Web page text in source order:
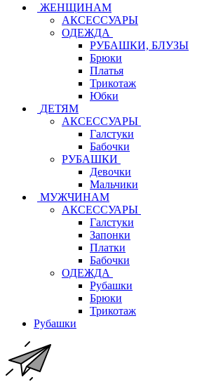
ЖЕНЩИНАМ
АКСЕССУАРЫ
ОДЕЖДА
РУБАШКИ, БЛУЗЫ
Брюки
Платья
Трикотаж
Юбки
ДЕТЯМ
АКСЕССУАРЫ
Галстуки
Бабочки
РУБАШКИ
Девочки
Мальчики
МУЖЧИНАМ
АКСЕССУАРЫ
Галстуки
Запонки
Платки
Бабочки
ОДЕЖДА
Рубашки
Брюки
Трикотаж
Рубашки